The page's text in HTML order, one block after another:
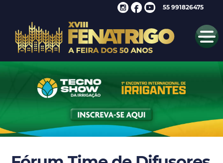
55 991826475